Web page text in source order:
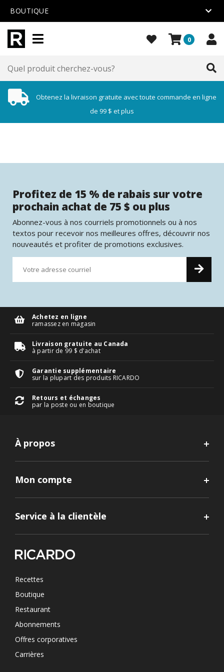
BOUTIQUE
0
Obtenez la livraison gratuite avec toute commande en ligne
de 99 $ et plus
Profitez de 15 % de rabais sur votre
prochain achat de 75 $ ou plus
Abonnez-vous à nos courriels promotionnels ou à nos
textos pour recevoir nos meilleures offres, découvrir nos
nouveautés et profiter de promotions exclusives.
Achetez en ligne
ramassez en magasin
Livraison gratuite au Canada
à partir de 99 $ d’achat
Garantie supplémentaire
sur la plupart des produits RICARDO
Retours et échanges
par la poste ou en boutique
À propos
Mon compte
Service à la clientèle
Recettes
Boutique
Restaurant
Abonnements
Offres corporatives
Carrières